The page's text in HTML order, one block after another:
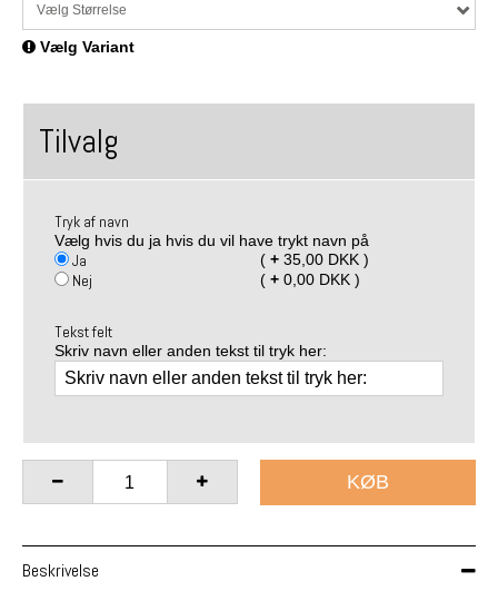
Vælg Størrelse
Vælg Variant
Tilvalg
Tryk af navn
Vælg hvis du ja hvis du vil have trykt navn på
Ja ( + 35,00 DKK )
Nej ( + 0,00 DKK )
Tekst felt
Skriv navn eller anden tekst til tryk her:
KØB
Beskrivelse